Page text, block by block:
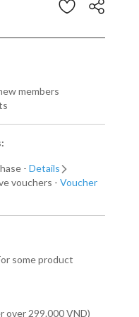
members
- Details
vouchers - Voucher
some product
over 299.000 VND)